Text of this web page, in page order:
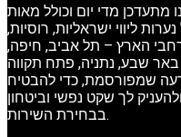
מתעדכן מדי יום וכולל מאות
ליווי ישראליות, רוסיות,
הארץ – תל אביב, חיפה,
באר שבע, נתניה, פתח תקווה
שמפורסמת, כדי להבטיח
לך שקט נפשי וביטחון
בבחירת השירות.